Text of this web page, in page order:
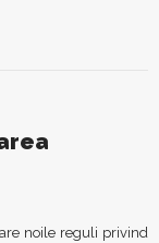
noile reguli privind